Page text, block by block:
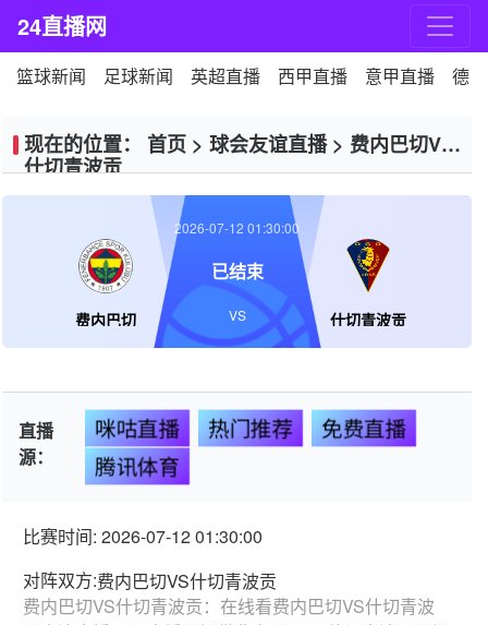
24直播网
篮球新闻 足球新闻 英超直播 西甲直播 意甲直播 德
现在的位置： 首页 > 球会友谊直播> 费内巴切VS
什切青波贡
费内巴切 什切青波贡
2026-07-12 01:30:00
已结束
VS
直播
源：
咪咕直播 热门推荐
免费直播
腾讯体育
比赛时间: 2026-07-12 01:30:00
对阵双方:费内巴切VS什切青波贡
费内巴切VS什切青波贡：在线看费内巴切VS什切青波